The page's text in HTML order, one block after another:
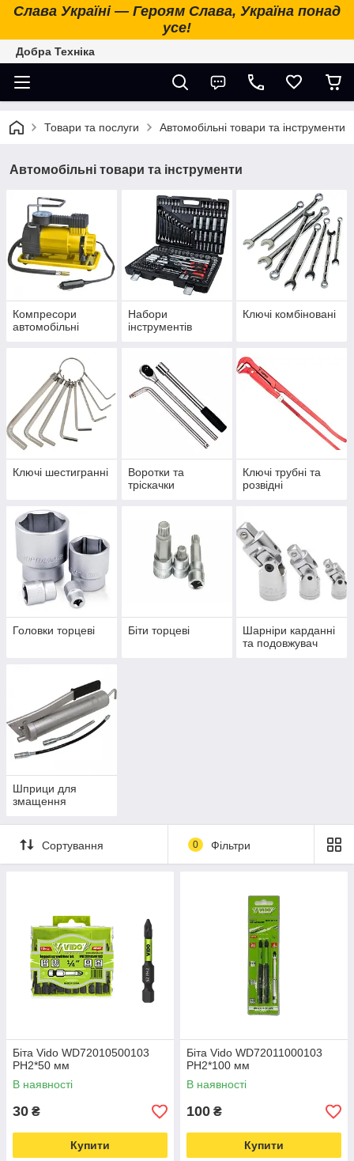
Слава Україні — Героям Слава, Україна понад
усе!
Добра Техніка
Товари та послуги Автомобільні товари та інструменти
Автомобільні товари та інструменти
Компресори
автомобільні
Набори
інструментів
Ключі комбіновані
Ключі шестигранні
Воротки та
тріскачки
Ключі трубні та
розвідні
Головки торцеві Біти торцеві
Шарніри карданні
та подовжувач
Шприци для
змащення
Сортування 0 Фільтри
Біта Vido WD72010500103
PH2*50 мм
В наявності
30 ₴
Купити
Біта Vido WD72011000103
PH2*100 мм
В наявності
100 ₴
Купити